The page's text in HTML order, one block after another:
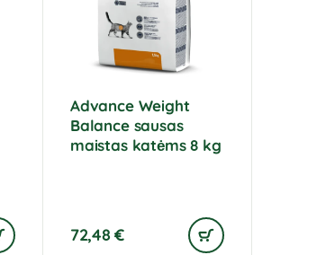
Advance Weight
Balance sausas
maistas katėms 8 kg
72,48 €